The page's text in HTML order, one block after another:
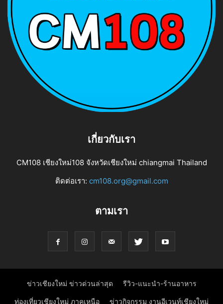
เกี่ยวกับเรา
CM108 เชียงใหม่108 จังหวัดเชียงใหม่ chiangmai Thailand
ติดต่อเรา: cm108.org@gmail.com
ตามเรา
ข่าวเชียงใหม่ ข่าวด่วนล่าสุด รีวิว-แนะนำ-ร้านอาหาร
ท่องเที่ยวเชียงใหม่ ภาคเหนือ ข่าวกิจกรรม งานอีเวนท์เชียงใหม่